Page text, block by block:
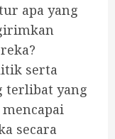
apa yang
serta
terlibat yang
secara